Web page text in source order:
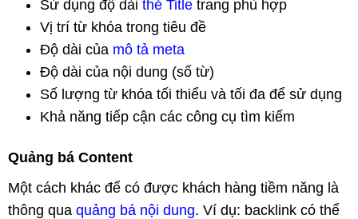
Sử dụng độ dài thẻ Title trang phù hợp
Vị trí từ khóa trong tiêu đề
Độ dài của mô tả meta
Độ dài của nội dung (số từ)
Số lượng từ khóa tối thiểu và tối đa để sử dụng
Khả năng tiếp cận các công cụ tìm kiếm
Quảng bá Content
Một cách khác để có được khách hàng tiềm năng là
thông qua quảng bá nội dung. Ví dụ: backlink có thể